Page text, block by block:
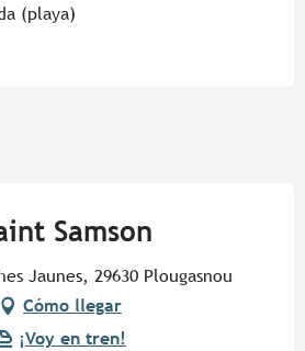
(playa)
Samson
Jaunes, 29630 Plougasnou
Cómo llegar
¡Voy en tren!